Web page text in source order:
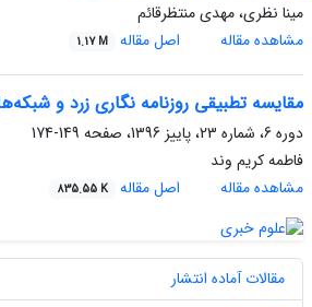
مینا نظری، مهدی منتظرقائم
مشاهده مقاله
اصل مقاله 1.17 M
مقایسه تطبیقی روزنامه نگاری زرد و
دوره 6، شماره 23، پاییز 1396، صفحه
149-174
فاطمه کریم وند
مشاهده مقاله
اصل مقاله 835.55 K
مقالات آماده انتشار